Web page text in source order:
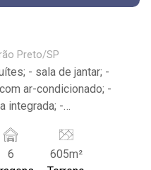
Preto/SP
- sala de jantar; -
ar-condicionado; -
integrada; -
- sistema de
6
605m²